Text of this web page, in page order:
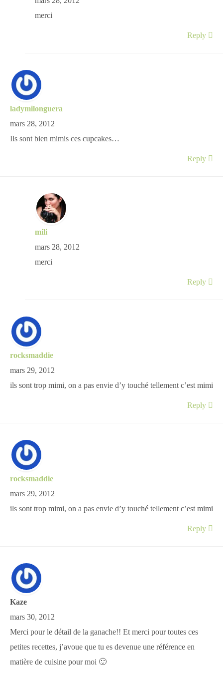
merci
Reply
ladymilonguera
mars 28, 2012
Ils sont bien mimis ces cupcakes…
Reply
mili
mars 28, 2012
merci
Reply
rocksmaddie
mars 29, 2012
ils sont trop mimi, on a pas envie d’y touché tellement c’est mimi
Reply
rocksmaddie
mars 29, 2012
ils sont trop mimi, on a pas envie d’y touché tellement c’est mimi
Reply
Kaze
mars 30, 2012
Merci pour le détail de la ganache!! Et merci pour toutes ces
petites recettes, j’avoue que tu es devenue une référence en
matière de cuisine pour moi 🙂